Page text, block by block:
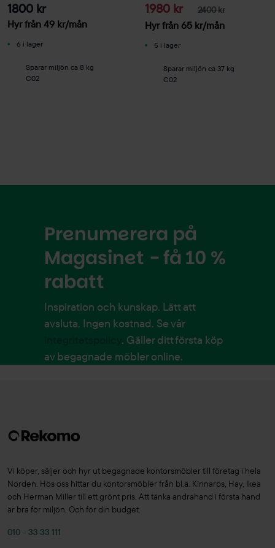
1800 kr
Hyr från 49 kr/mån
6 i lager
Sparar miljön ca 8 kg
C02
1980 kr 2400 kr
Hyr från 65 kr/mån
5 i lager
Sparar miljön ca 37 kg
C02
Prenumerera på
Magasinet - få 10 %
rabatt
Inspiration och kunskap. Lätt att
avsluta. Ingen kostnad. Se vår
. Gäller ditt första köp
av begagnade möbler online.
Vi köper, säljer och hyr ut begagnade kontorsmöbler till företag i hela
Norden. Hos oss hittar du kontorsmöbler från bl.a. Kinnarps, Hay, Ikea
och Herman Miller till ett grönt pris. Att tänka andrahand i första hand
är bra för miljön. Och för din budget.
010 – 33 33 111